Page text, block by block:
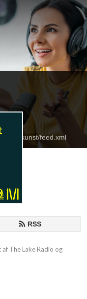
feed.xml
RSS
The Lake Radio og